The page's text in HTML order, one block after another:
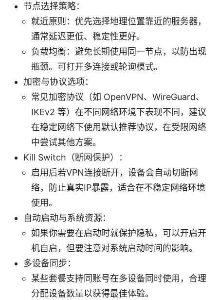
节点选择策略：
就近原则：优先选择地理位置靠近的服务器，
通常延迟更低、稳定性更好。
负载均衡：避免长期使用同一节点，以防出现
瓶颈。可打开多连接或轮询模式。
加密与协议选项：
常见加密协议（如 OpenVPN、WireGuard、
IKEv2 等）在不同网络环境下表现不同，建议
在稳定网络下使用默认推荐协议，在受限网络
中尝试其他方案。
Kill Switch（断网保护）：
启用后若VPN连接断开，设备会自动切断网
络，防止真实IP暴露，适合在不稳定网络环境
使用。
自动启动与系统资源：
如果你需要在启动时就保护隐私，可以开启开
机自启，但要注意对系统启动时间的影响。
多设备同步：
某些套餐支持同账号在多设备同时使用，合理
分配设备数量以获得最佳体验。